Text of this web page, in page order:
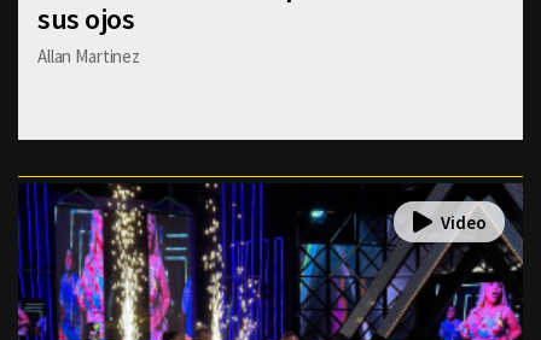
sus ojos
Allan Martinez